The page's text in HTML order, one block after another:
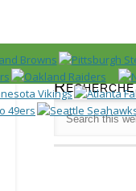
Recherche